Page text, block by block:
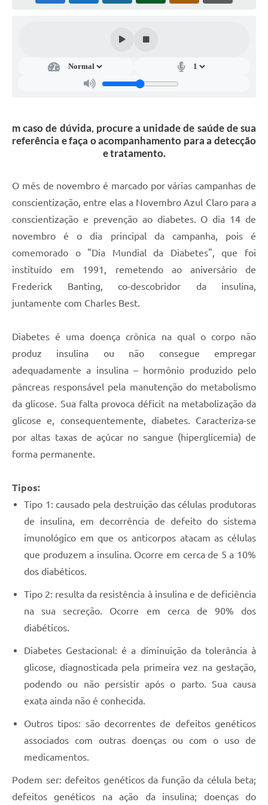
CENTRAL DE ATENDIMENTO
Pré-Cadastro de Vacinação Antirrábica
PGRS Digital
Consulta Pública Eletrônica Lei de Diretrizes Orçamentárias -
Credenciamento Feirantes
Notícias
Nota Fiscal Eletrônica
Defesa Civil
NFSE
m caso de dúvida, procure a unidade de saúde de sua
referência e faça o acompanhamento para a detecção
e tratamento.
O mês de novembro é marcado por várias campanhas de
conscientização, entre elas a Novembro Azul Claro para a
conscientização e prevenção ao diabetes. O dia 14 de
novembro é o dia principal da campanha, pois é
comemorado o "Dia Mundial da Diabetes", que foi
instituído em 1991, remetendo ao aniversário de
Frederick Banting, co-descobridor da insulina,
juntamente com Charles Best.
Diabetes é uma doença crônica na qual o corpo não
produz insulina ou não consegue empregar
adequadamente a insulina – hormônio produzido pelo
pâncreas responsável pela manutenção do metabolismo
da glicose. Sua falta provoca déficit na metabolização da
glicose e, consequentemente, diabetes. Caracteriza-se
por altas taxas de açúcar no sangue (hiperglicemia) de
forma permanente.
Tipos:
Tipo 1: causado pela destruição das células produtoras
de insulina, em decorrência de defeito do sistema
imunológico em que os anticorpos atacam as células
que produzem a insulina. Ocorre em cerca de 5 a 10%
dos diabéticos.
Tipo 2: resulta da resistência à insulina e de deficiência
na sua secreção. Ocorre em cerca de 90% dos
diabéticos.
Diabetes Gestacional: é a diminuição da tolerância à
glicose, diagnosticada pela primeira vez na gestação,
podendo ou não persistir após o parto. Sua causa
exata ainda não é conhecida.
Outros tipos: são decorrentes de defeitos genéticos
associados com outras doenças ou com o uso de
medicamentos.
Podem ser: defeitos genéticos da função da célula beta;
defeitos genéticos na ação da insulina; doenças do